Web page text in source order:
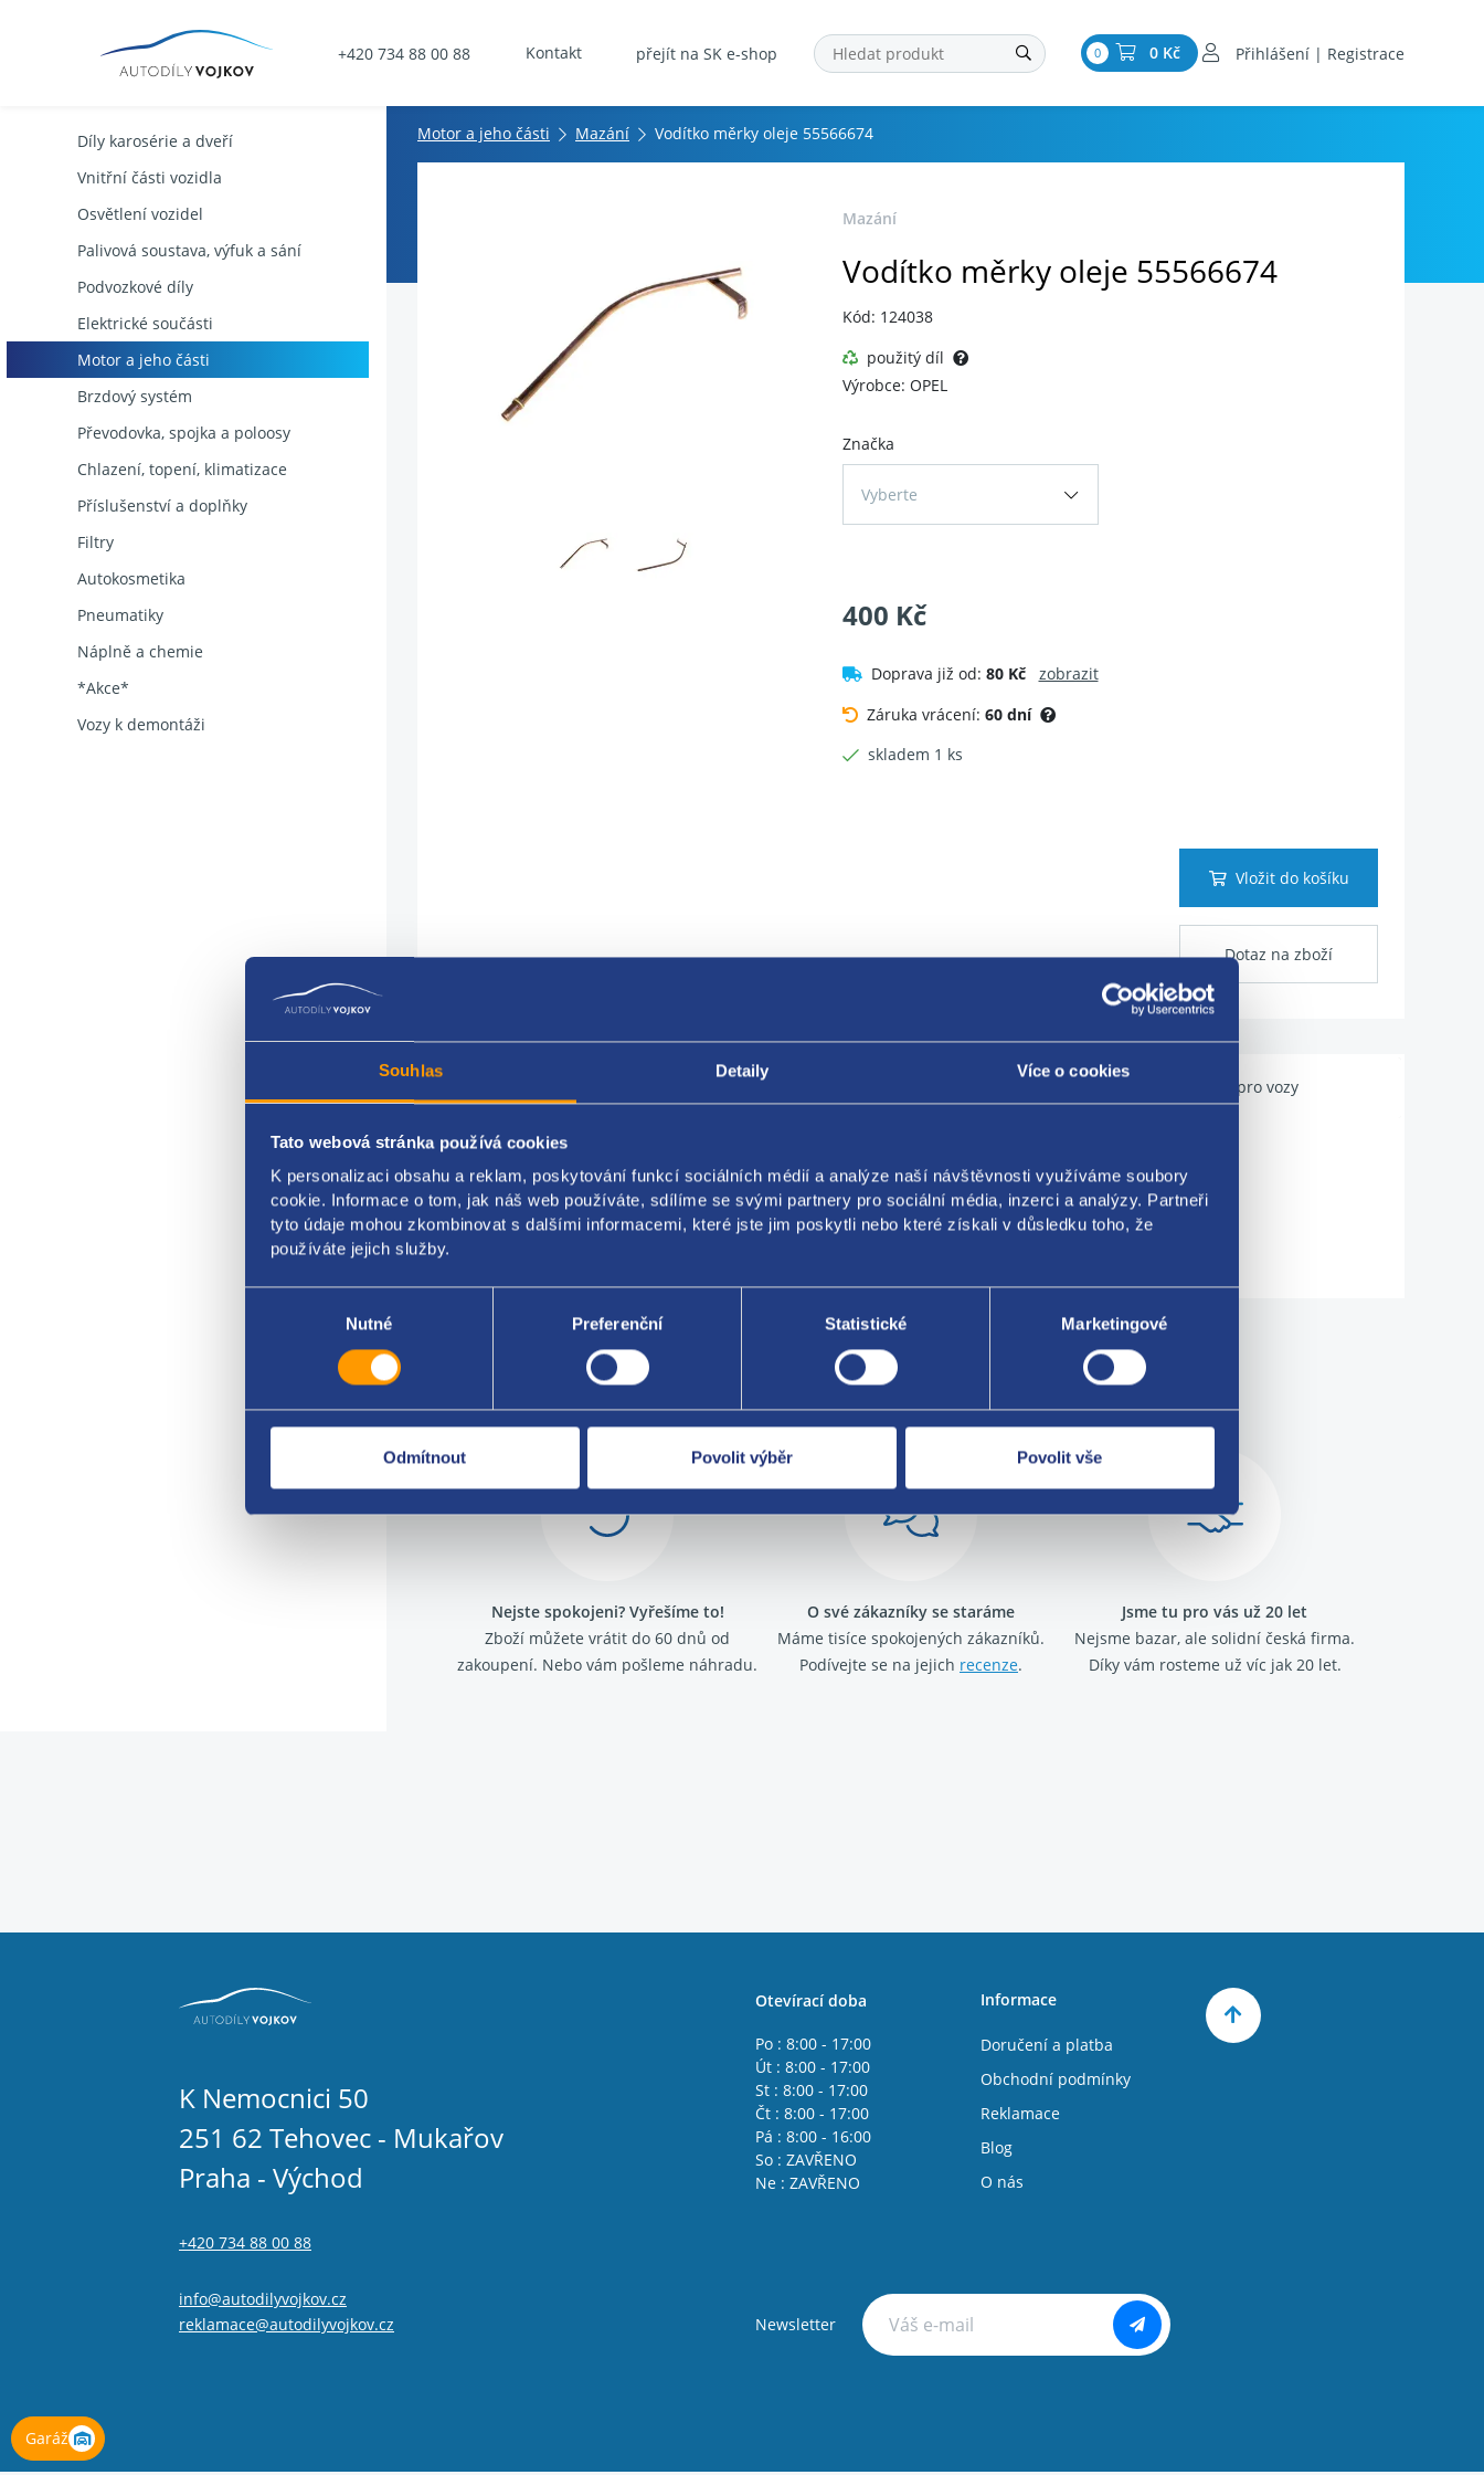
Souhlas Detaily Více o cookies
Tato webová stránka používá cookies
K personalizaci obsahu a reklam, poskytování funkcí sociálních médií a analýze naší návštěvnosti využíváme soubory
cookie. Informace o tom, jak náš web používáte, sdílíme se svými partnery pro sociální média, inzerci a analýzy. Partneři
tyto údaje mohou zkombinovat s dalšími informacemi, které jste jim poskytli nebo které získali v důsledku toho, že
používáte jejich služby.
Nutné Preferenční Statistické Marketingové
Odmítnout Povolit výběr Povolit vše
+420 734 88 00 88 Kontakt přejít na SK e-shop 0 0 Kč Přihlášení | Registrace
Díly karosérie a dveří
Vnitřní části vozidla
Osvětlení vozidel
Palivová soustava, výfuk a sání
Podvozkové díly
Elektrické součásti
Motor a jeho části
Brzdový systém
Převodovka, spojka a poloosy
Chlazení, topení, klimatizace
Příslušenství a doplňky
Filtry
Autokosmetika
Pneumatiky
Náplně a chemie
*Akce*
Vozy k demontáži
Motor a jeho části Mazání Vodítko měrky oleje 55566674
Mazání
Vodítko měrky oleje 55566674
Kód: 124038
použitý díl
Výrobce: OPEL
Značka
Vyberte
400 Kč
Doprava již od: 80 Kč
zobrazit
Záruka vrácení: 60 dní
skladem 1 ks
Vložit do košíku
Dotaz na zboží
Použitelné pro vozy
Vodítko měrky oleje
OPEL original: 55566674 5658349
Za kvalitu ručíme!
Nejste spokojeni? Vyřešíme to!
Zboží můžete vrátit do 60 dnů od
zakoupení. Nebo vám pošleme náhradu.
O své zákazníky se staráme
Máme tisíce spokojených zákazníků.
Podívejte se na jejich recenze.
Jsme tu pro vás už 20 let
Nejsme bazar, ale solidní česká firma.
Díky vám rosteme už víc jak 20 let.
Garáž
K Nemocnici 50
251 62 Tehovec - Mukařov
Praha - Východ
+420 734 88 00 88
info@autodilyvojkov.cz
reklamace@autodilyvojkov.cz
Otevírací doba
Po : 8:00 - 17:00
Út : 8:00 - 17:00
St : 8:00 - 17:00
Čt : 8:00 - 17:00
Pá : 8:00 - 16:00
So : ZAVŘENO
Ne : ZAVŘENO
Informace
Doručení a platba
Obchodní podmínky
Reklamace
Blog
O nás
Newsletter